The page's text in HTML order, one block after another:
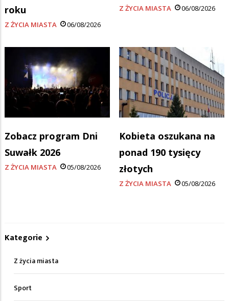
roku
Z ŻYCIA MIASTA 06/08/2026
Z ŻYCIA MIASTA 06/08/2026
Zobacz program Dni
Suwałk 2026
Z ŻYCIA MIASTA 05/08/2026
Kobieta oszukana na
ponad 190 tysięcy
złotych
Z ŻYCIA MIASTA 05/08/2026
Kategorie
Z życia miasta
Sport